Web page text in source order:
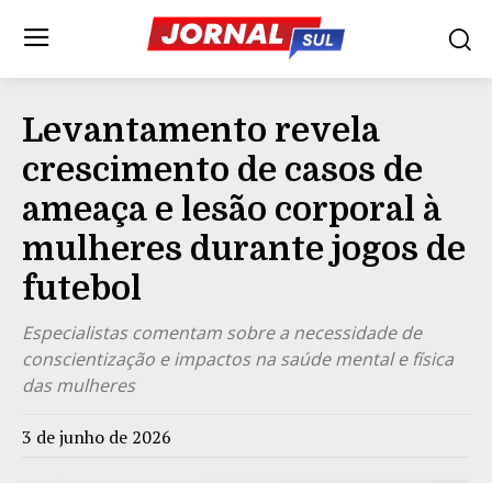
Levantamento revela
crescimento de casos de
ameaça e lesão corporal à
mulheres durante jogos de
futebol
Especialistas comentam sobre a necessidade de
conscientização e impactos na saúde mental e física
das mulheres
3 de junho de 2026